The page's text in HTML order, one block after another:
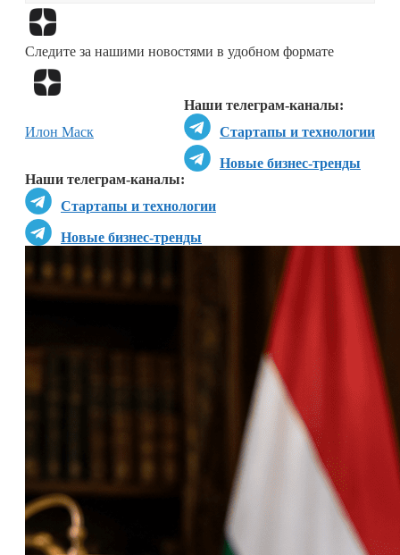
Следите за нашими новостями в удобном формате
Наши телеграм-каналы:
Стартапы и технологии
Новые бизнес-тренды
Наши телеграм-каналы:
Стартапы и технологии
Новые бизнес-тренды
Илон Маск